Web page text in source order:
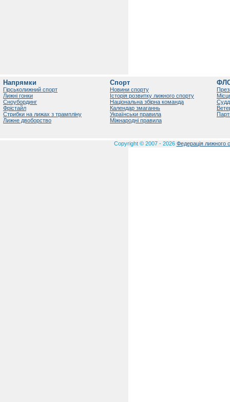
Напрямки
Гірськолижний спорт
Лижні гонки
Сноубординг
Фрістайл
Стрибки на лижах з трампліну
Лижне двоборство
Спорт
Новини спорту
Історія розвитку лижного спорту
Національна збірна команда
Календар змаганнь
Українськи правила
Міжнародні правила
Copyright © 2007 - 2026 Федерація лижного